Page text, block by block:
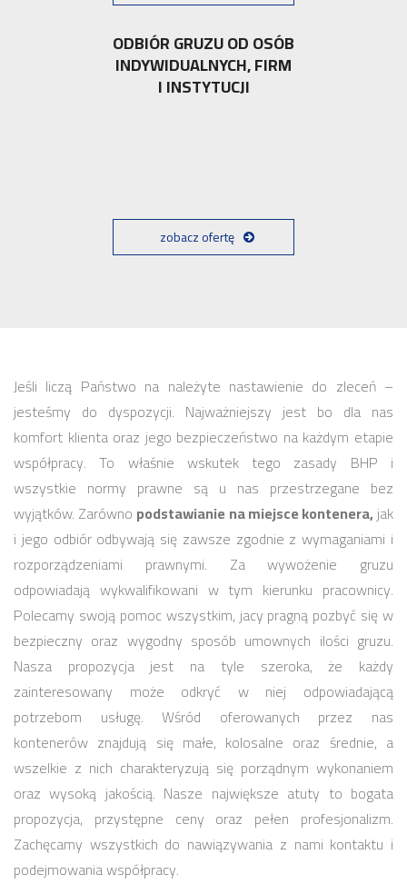
ODBIÓR GRUZU OD OSÓB
INDYWIDUALNYCH, FIRM
I INSTYTUCJI
zobacz ofertę
Jeśli liczą Państwo na należyte nastawienie do zleceń –
jesteśmy do dyspozycji. Najważniejszy jest bo dla nas
komfort klienta oraz jego bezpieczeństwo na każdym etapie
współpracy. To właśnie wskutek tego zasady BHP i
wszystkie normy prawne są u nas przestrzegane bez
wyjątków. Zarówno podstawianie na miejsce kontenera,jak
i jego odbiór odbywają się zawsze zgodnie z wymaganiami i
rozporządzeniami prawnymi. Za wywożenie gruzu
odpowiadają wykwalifikowani w tym kierunku pracownicy.
Polecamy swoją pomoc wszystkim, jacy pragną pozbyć się w
bezpieczny oraz wygodny sposób umownych ilości gruzu.
Nasza propozycja jest na tyle szeroka, że każdy
zainteresowany może odkryć w niej odpowiadającą
potrzebom usługę. Wśród oferowanych przez nas
kontenerów znajdują się małe, kolosalne oraz średnie, a
wszelkie z nich charakteryzują się porządnym wykonaniem
oraz wysoką jakością. Nasze największe atuty to bogata
propozycja, przystępne ceny oraz pełen profesjonalizm.
Zachęcamy wszystkich do nawiązywania z nami kontaktu i
podejmowania współpracy.